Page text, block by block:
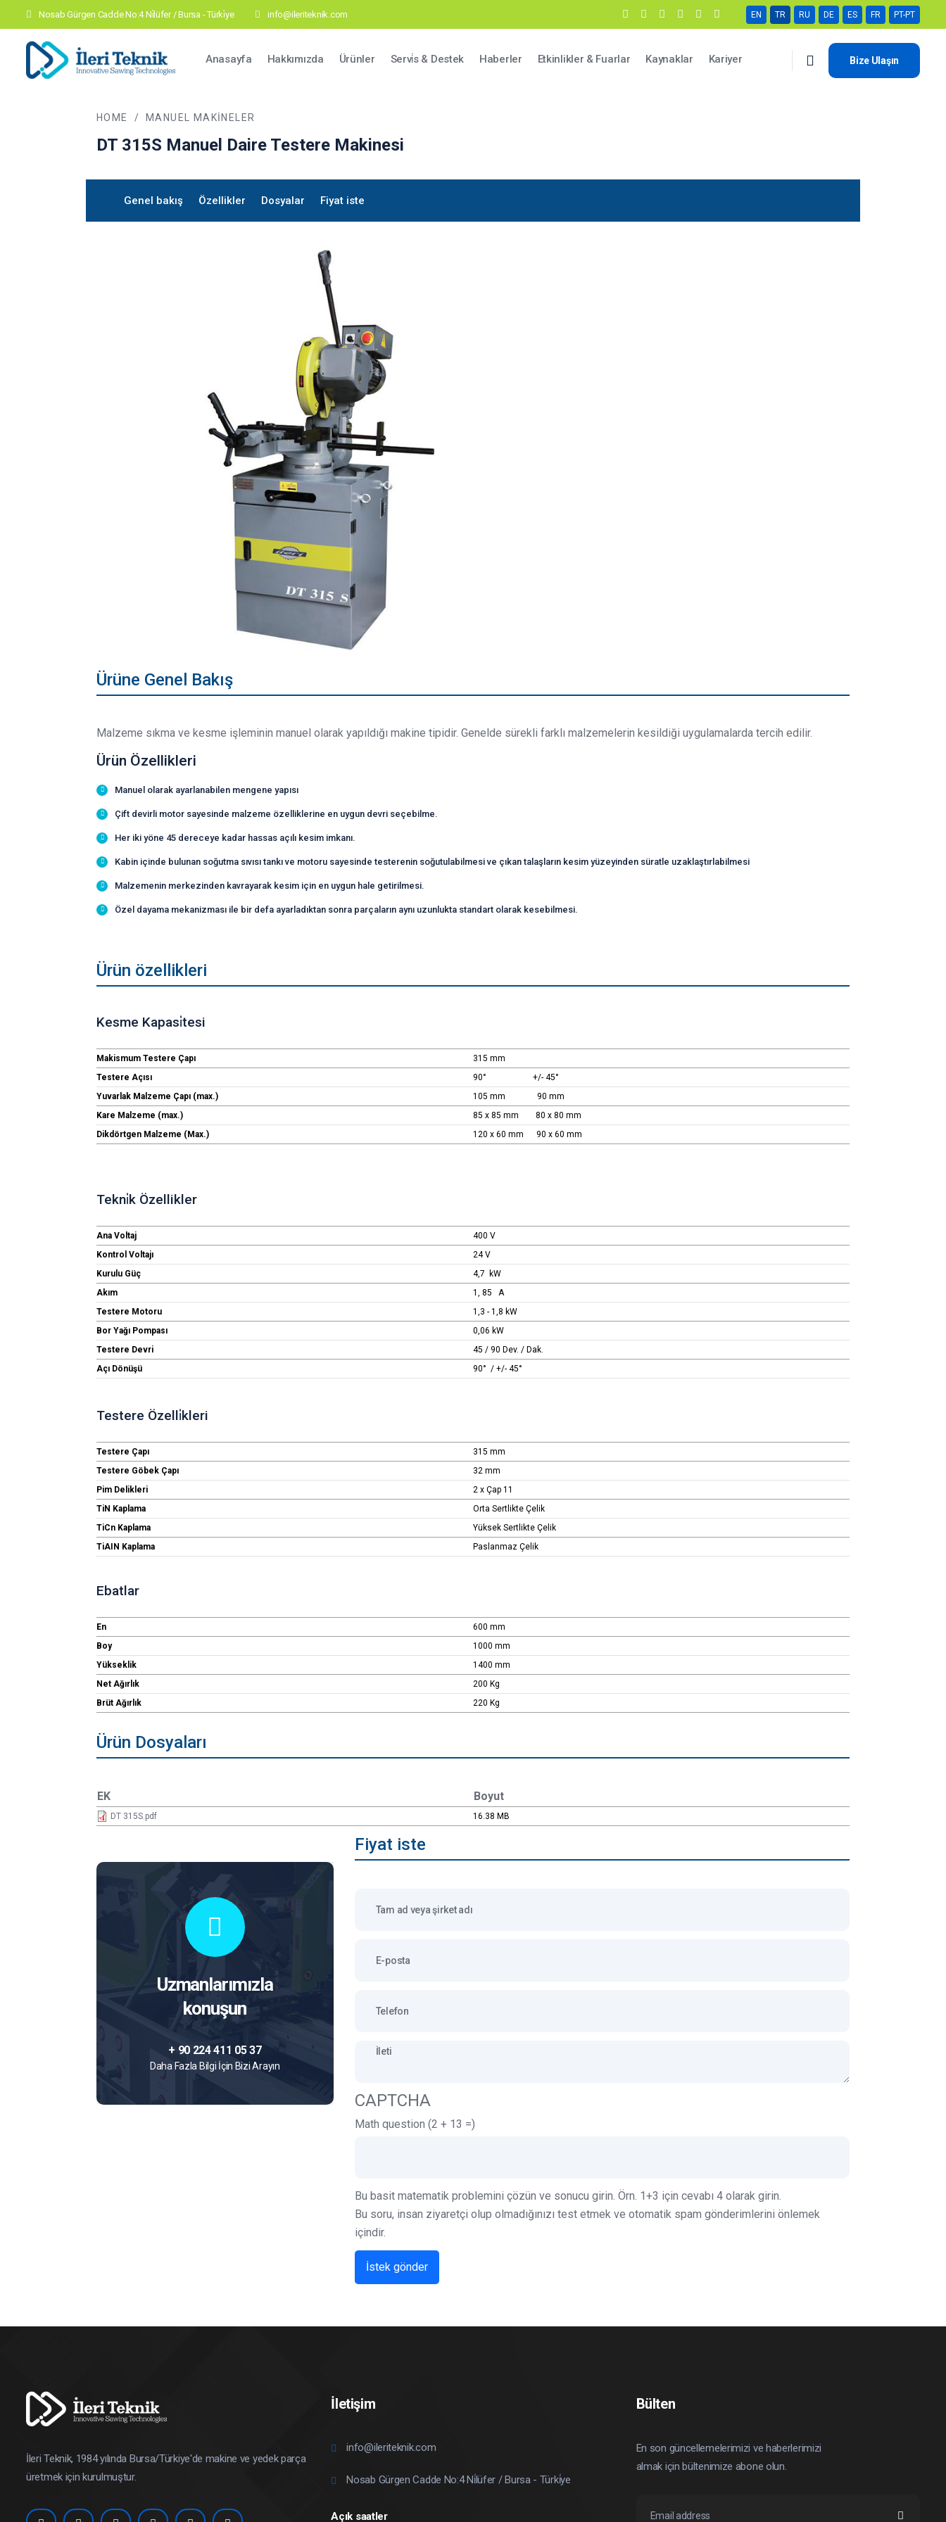
Nosab Gürgen Cadde No:4 Ni̇lüfer / Bursa - Türki̇ye info@ileriteknik.com EN TR RU DE ES FR PT-PT
Anasayfa Hakkımızda Ürünler Servi̇s & Destek Haberler Etkinlikler & Fuarlar Kaynaklar Kariyer Bize Ulaşın
HOME / MANUEL MAKINELER
DT 315S Manuel Daire Testere Makinesi
Genel bakış Özellikler Dosyalar Fiyat iste
Ürüne Genel Bakış
Malzeme sıkma ve kesme işleminin manuel olarak yapıldığı makine tipidir. Genelde sürekli farklı malzemelerin kesildiği uygulamalarda tercih edilir.
Ürün Özellikleri
Manuel olarak ayarlanabilen mengene yapısı
Çift devirli motor sayesinde malzeme özelliklerine en uygun devri seçebilme.
Her iki yöne 45 dereceye kadar hassas açılı kesim imkanı.
Kabin içinde bulunan soğutma sıvısı tankı ve motoru sayesinde testerenin soğutulabilmesi ve çıkan talaşların kesim yüzeyinden süratle uzaklaştırlabilmesi
Malzemenin merkezinden kavrayarak kesim için en uygun hale getirilmesi.
Özel dayama mekanizması ile bir defa ayarladıktan sonra parçaların aynı uzunlukta standart olarak kesebilmesi.
Ürün özellikleri
Kesme Kapasi̇tesi
Makismum Testere Çapı
315 mm
Testere Açısı
90° +/- 45°
Yuvarlak Malzeme Çapı (max.)
105 mm 90 mm
Kare Malzeme (max.)
85 x 85 mm 80 x 80 mm
Dikdörtgen Malzeme (Max.)
120 x 60 mm 90 x 60 mm
Tekni̇k Özellikler
Ana Voltaj
400 V
Kontrol Voltajı
24 V
Kurulu Güç
4,7 kW
Akım
1, 85 A
Testere Motoru
1,3 - 1,8 kW
Bor Yağı Pompası
0,06 kW
Testere Devri
45 / 90 Dev. / Dak.
Açı Dönüşü
90° / +/- 45°
Testere Özelli̇kleri
Testere Çapı
315 mm
Testere Göbek Çapı
32 mm
Pim Delikleri
2 x Çap 11
TiN Kaplama
Orta Sertlikte Çelik
TiCn Kaplama
Yüksek Sertlikte Çelik
TiAIN Kaplama
Paslanmaz Çelik
Ebatlar
En
600 mm
Boy
1000 mm
Yükseklik
1400 mm
Net Ağırlık
200 Kg
Brüt Ağırlık
220 Kg
Ürün Dosyaları
EK Boyut
DT 315S.pdf 16.38 MB
Uzmanlarımızla
konuşun
+ 90 224 411 05 37
Daha Fazla Bilgi İçin Bizi Arayın
Fiyat iste
CAPTCHA
Math question (2 + 13 =)
Bu basit matematik problemini çözün ve sonucu girin. Örn. 1+3 için cevabı 4 olarak girin.
Bu soru, insan ziyaretçi olup olmadığınızı test etmek ve otomatik spam gönderimlerini önlemek
içindir.
İleri Teknik, 1984 yılında Bursa/Türkiye'de makine ve yedek parça
üretmek için kurulmuştur.
İletişim
info@ileriteknik.com
Nosab Gürgen Cadde No:4 Ni̇lüfer / Bursa - Türki̇ye
Açık saatler
Bülten
En son güncellemelerimizi ve haberlerimizi
almak için bültenimize abone olun.